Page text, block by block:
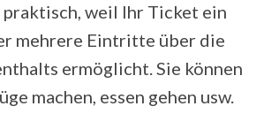
praktisch, weil Ihr Ticket ein
mehrere Eintritte über die
ermöglicht. Sie können
machen, essen gehen usw.